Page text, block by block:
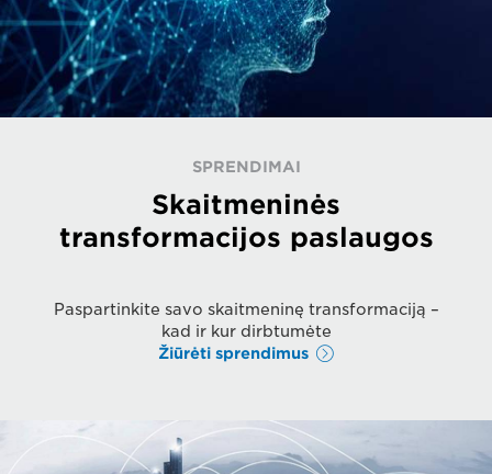
SPRENDIMAI
Skaitmeninės
transformacijos paslaugos
Paspartinkite savo skaitmeninę transformaciją –
kad ir kur dirbtumėte
Žiūrėti sprendimus